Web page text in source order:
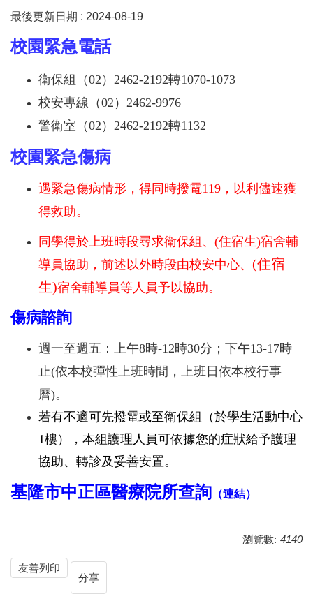
最後更新日期 : 2024-08-19
校園緊急電話
衛保組（02）2462-2192轉1070-1073
校安專線（02）2462-9976
警衛室（02）2462-2192轉1132
校園緊急傷病
遇緊急傷病情形，得同時撥電119，以利儘速獲
得救助。
同學得於上班時段尋求衛保組、(住宿生)宿舍輔
導員協助，前述以外時段由校安中心、 (住宿
生)宿舍輔導員等人員予以協助。
傷病諮詢
週一至週五：上午8時-12時30分；下午13-17時
止(依本校彈性上班時間，上班日依本校行事
曆)。
若有不適可先撥電或至衛保組（於學生活動中心
1樓），本組護理人員可依據您的症狀給予護理
協助、轉診及妥善安置。
基隆市中正區醫療院所查詢 （連結）
瀏覽數: 4140
友善列印
分享